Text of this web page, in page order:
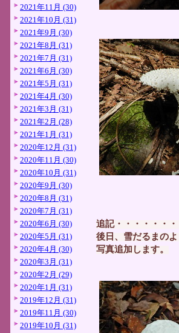
2021年11月 (30)
2021年10月 (31)
2021年9月 (30)
2021年8月 (31)
2021年7月 (31)
2021年6月 (30)
2021年5月 (31)
2021年4月 (30)
2021年3月 (31)
2021年2月 (28)
2021年1月 (31)
2020年12月 (31)
2020年11月 (30)
2020年10月 (31)
2020年9月 (30)
2020年8月 (31)
2020年7月 (31)
2020年6月 (30)
2020年5月 (31)
2020年4月 (30)
2020年3月 (31)
2020年2月 (29)
2020年1月 (31)
2019年12月 (31)
2019年11月 (30)
2019年10月 (31)
追記・・・・・・
後日、雪だるまの
写真追加します。